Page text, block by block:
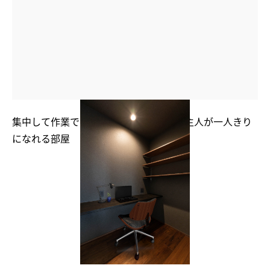
集中して作業できるワークスペース兼ご主人が一人きり
になれる部屋